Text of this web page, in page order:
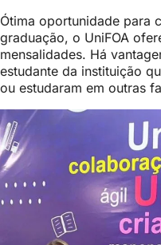
Ótima oportunidade para
graduação, o UniFOA
mensalidades. Há
estudante da instituição
ou estudaram em outras